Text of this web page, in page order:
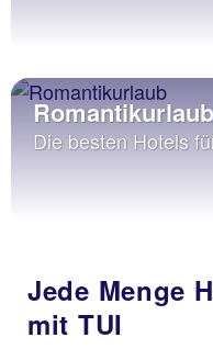
Romantikurlaub
Die besten Hotels
Jede Menge
mit TUI